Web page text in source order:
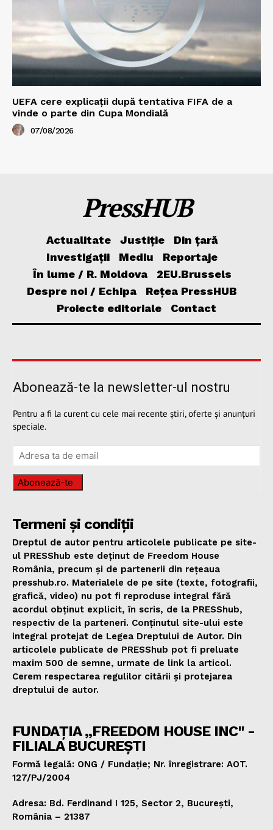
UEFA cere explicații după tentativa FIFA de a
vinde o parte din Cupa Mondială
07/08/2026
PressHUB
Actualitate Justiție
Din țară
Investigații
Mediu
Reportaje
În lume / R. Moldova
2EU.Brussels
Despre noi / Echipa
Rețea PressHUB
Proiecte editoriale
Contact
Abonează-te la newsletter-ul nostru
Pentru a fi la curent cu cele mai recente știri, oferte și anunțuri
speciale.
Abonează-te
Termeni și condiții
Dreptul de autor pentru articolele publicate pe site-
ul PRESShub este deținut de Freedom House
România, precum și de partenerii din rețeaua
presshub.ro. Materialele de pe site (texte, fotografii,
grafică, video) nu pot fi reproduse integral fără
acordul obținut explicit, în scris, de la PRESShub,
respectiv de la parteneri. Conținutul site-ului este
integral protejat de Legea Dreptului de Autor. Din
articolele publicate de PRESShub pot fi preluate
maxim 500 de semne, urmate de link la articol.
Cerem respectarea regulilor citării și protejarea
dreptului de autor.
FUNDAȚIA „FREEDOM HOUSE INC" -
FILIALA BUCUREȘTI
Formă legală: ONG / Fundație; Nr. înregistrare: AOT.
127/PJ/2004
Adresa: Bd. Ferdinand I 125, Sector 2, București,
România – 21387